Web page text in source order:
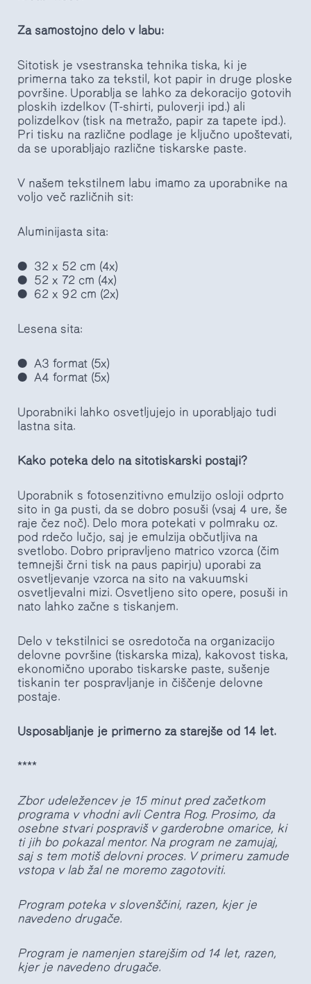
Za samostojno delo v labu:
Sitotisk je vsestranska tehnika tiska, ki je
primerna tako za tekstil, kot papir in druge ploske
površine. Uporablja se lahko za dekoracijo gotovih
ploskih izdelkov (T-shirti, puloverji ipd.) ali
polizdelkov (tisk na metražo, papir za tapete ipd.).
Pri tisku na različne podlage je ključno upoštevati,
da se uporabljajo različne tiskarske paste.
V našem tekstilnem labu imamo za uporabnike na
voljo več različnih sit:
Aluminijasta sita:
32 x 52 cm (4x)
52 x 72 cm (4x)
62 x 92 cm (2x)
Lesena sita:
A3 format (5x)
A4 format (5x)
Uporabniki lahko osvetljujejo in uporabljajo tudi
lastna sita.
Kako poteka delo na sitotiskarski postaji?
Uporabnik s fotosenzitivno emulzijo osloji odprto
sito in ga pusti, da se dobro posuši (vsaj 4 ure, še
raje čez noč). Delo mora potekati v polmraku oz.
pod rdečo lučjo, saj je emulzija občutljiva na
svetlobo. Dobro pripravljeno matrico vzorca (čim
temnejši črni tisk na paus papirju) uporabi za
osvetljevanje vzorca na sito na vakuumski
osvetljevalni mizi. Osvetljeno sito opere, posuši in
nato lahko začne s tiskanjem.
Delo v tekstilnici se osredotoča na organizacijo
delovne površine (tiskarska miza), kakovost tiska,
ekonomično uporabo tiskarske paste, sušenje
tiskanin ter pospravljanje in čiščenje delovne
postaje.
Usposabljanje je primerno za starejše od 14 let.
****
Zbor udeležencev je 15 minut pred začetkom
programa v vhodni avli Centra Rog. Prosimo, da
osebne stvari pospraviš v garderobne omarice, ki
ti jih bo pokazal mentor. Na program ne zamujaj,
saj s tem motiš delovni proces. V primeru zamude
vstopa v lab žal ne moremo zagotoviti.
Program poteka v slovenščini, razen, kjer je
navedeno drugače.
Program je namenjen starejšim od 14 let, razen,
kjer je navedeno drugače.